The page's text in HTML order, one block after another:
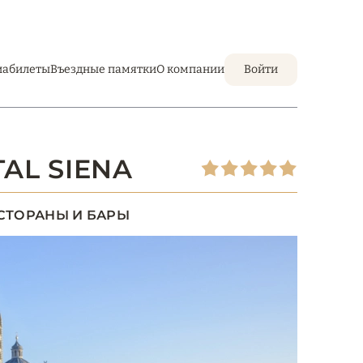
Въездные памяткиО компании Войти
SIENA
И БАРЫ